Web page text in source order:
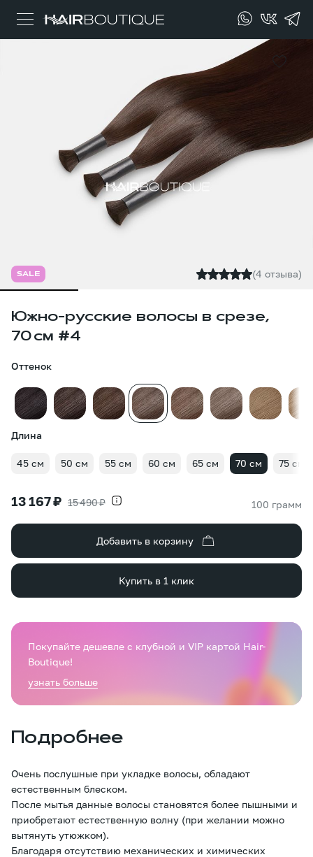
SALE (4 отзыва)
Южно-русские волосы в срезе,
70 см #4
Оттенок
Длина
45 см 50 см 55 см 60 см 65 см 70 см 75 см
13 167 ₽ 15 490 ₽ 100 грамм
Добавить в корзину
Купить в 1 клик
Подробнее
Очень послушные при укладке волосы, обладают
естественным блеском.
После мытья данные волосы становятся более пышными и
приобретают естественную волну (при желании можно
вытянуть утюжком).
Благодаря отсутствию механических и химических
Покупайте дешевле с клубной и VIP картой Hair-
Boutique!
узнать больше